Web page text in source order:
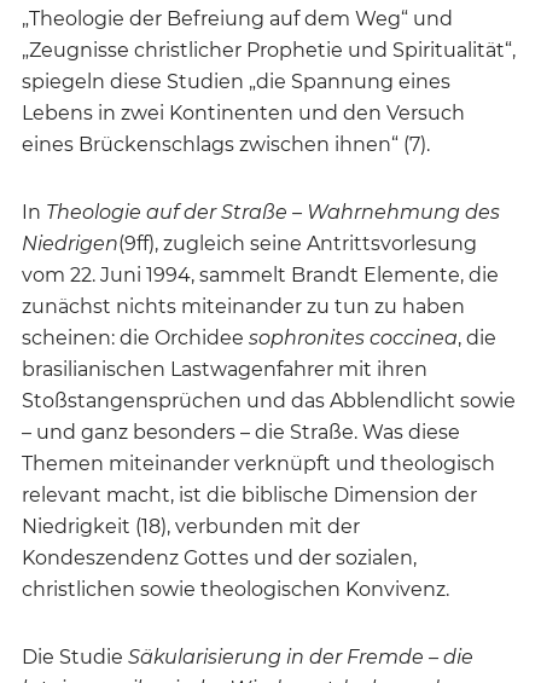
„Theologie der Befreiung auf dem Weg“ und
„Zeugnisse christlicher Prophetie und Spiritualität“,
spiegeln diese Studien „die Spannung eines
Lebens in zwei Kontinenten und den Versuch
eines Brückenschlags zwischen ihnen“ (7).
In Theologie auf der Straße – Wahrnehmung des
Niedrigen(9ff), zugleich seine Antrittsvorlesung
vom 22. Juni 1994, sammelt Brandt Elemente, die
zunächst nichts miteinander zu tun zu haben
scheinen: die Orchidee sophronites coccinea, die
brasilianischen Lastwagenfahrer mit ihren
Stoßstangensprüchen und das Abblendlicht sowie
– und ganz besonders – die Straße. Was diese
Themen miteinander verknüpft und theologisch
relevant macht, ist die biblische Dimension der
Niedrigkeit (18), verbunden mit der
Kondeszendenz Gottes und der sozialen,
christlichen sowie theologischen Konvivenz.
Die Studie Säkularisierung in der Fremde – die